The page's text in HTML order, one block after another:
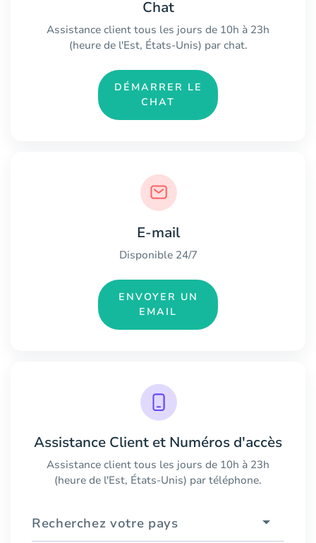
Chat
Assistance client tous les jours de 10h à 23h
(heure de l'Est, États-Unis) par chat.
DÉMARRER LE
CHAT
E-mail
Disponible 24/7
ENVOYER UN
EMAIL
Assistance Client et Numéros d'accès
Assistance client tous les jours de 10h à 23h
(heure de l'Est, États-Unis) par téléphone.
Recherchez votre pays